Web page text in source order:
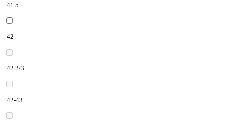
41.5
42
42 2/3
42-43